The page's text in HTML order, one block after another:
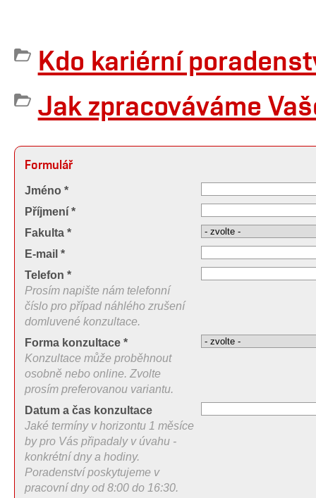
Kdo kariérní
Jak zpracováváme
Formulář
Jméno *
Příjmení *
Fakulta *
E-mail *
Telefon *
Prosím napište nám telefonní
číslo pro případ náhlého zrušení
domluvené konzultace.
Forma konzultace *
Konzultace může proběhnout
osobně nebo online. Zvolte
prosím preferovanou variantu.
Datum a čas konzultace
Jaké termíny v horizontu 1 měsíce
by pro Vás připadaly v úvahu -
konkrétní dny a hodiny.
Poradenství poskytujeme v
pracovní dny od 8:00 do 16:30.